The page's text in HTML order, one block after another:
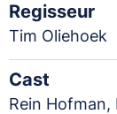
Regisseur
Tim Oliehoek
Cast
Rein Hofman,